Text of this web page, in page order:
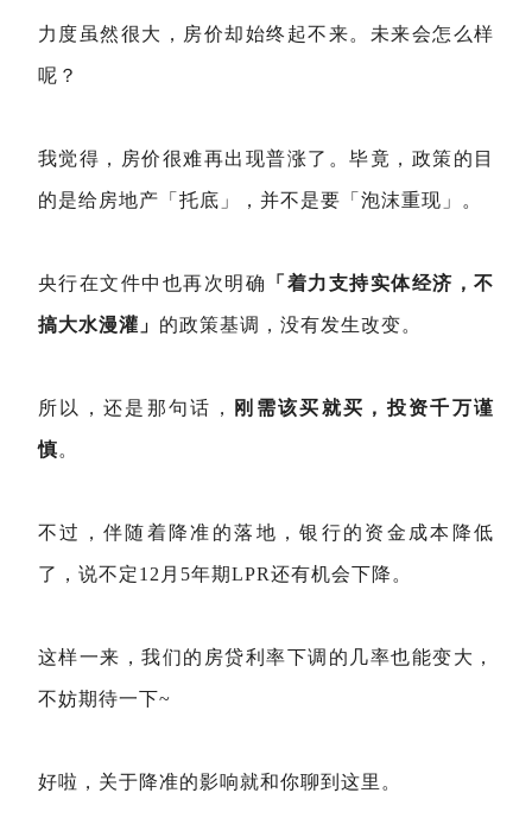
力度虽然很大，房价却始终起不来。未来会怎么样
呢？
我觉得，房价很难再出现普涨了。毕竟，政策的目
的是给房地产「托底」，并不是要「泡沫重现」。
央行在文件中也再次明确 「着力支持实体经济，不
搞大水漫灌」 的政策基调，没有发生改变。
所以，还是那句话， 刚需该买就买，投资千万谨
慎。
不过，伴随着降准的落地，银行的资金成本降低
了，说不定12月5年期LPR还有机会下降。
这样一来，我们的房贷利率下调的几率也能变大，
不妨期待一下~
好啦，关于降准的影响就和你聊到这里。